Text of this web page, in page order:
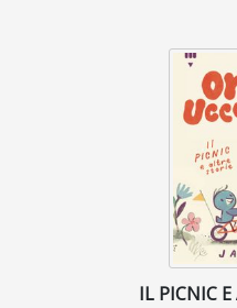
IL PICNIC E